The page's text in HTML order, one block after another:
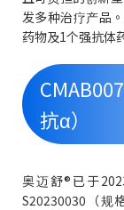
发多种治疗产品
药物及1个强抗体
抗α）
奥迈舒®已于
S20230030（规